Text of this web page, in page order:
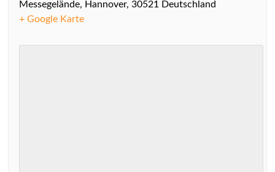
Messegelände, Hannover, 30521
Deutschland
+ Google Karte